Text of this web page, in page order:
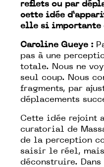
reflets ou par
cette idée
elle si importante
Caroline Gueye :
pas à une
totale. Nous ne
seul coup. Nous
fragments, par
déplacements
Cette idée rejoint
curatorial de
de la perception
saisir le réel,
déconstruire. Dans